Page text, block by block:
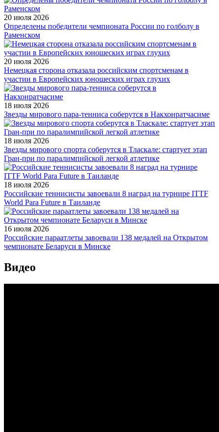
20 июля 2026
Определены победители чемпионата России по голболу в
Раменском
20 июля 2026
Немецкая сторона отказала российским спортсменам в
участии в Европейских юношеских играх глухих
18 июля 2026
Звезды мирового пара-тенниса соберутся в Накхонратчасиме
18 июля 2026
Звезды мирового спорта соберутся в Тласкале: стартует этап
Гран-при по паралимпийской легкой атлетике
18 июля 2026
Российские теннисисты завоевали 8 наград на турнире ITTF
World Para Future в Таиланде
16 июля 2026
Российские параатлеты завоевали 138 медалей на Открытом
чемпионате Беларуси в Минске
Видео